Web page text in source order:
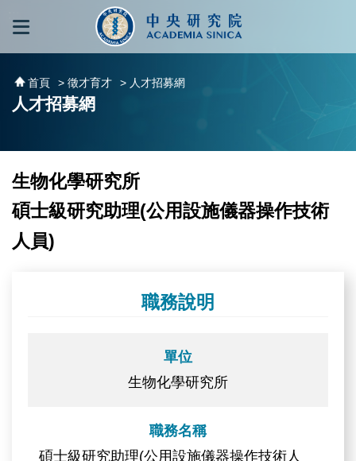
跳到主要內容區塊
首頁 > 徵才育才 > 人才招募網
人才招募網
生物化學研究所
碩士級研究助理(公用設施儀器操作技術
人員)
職務說明
單位
生物化學研究所
職務名稱
碩士級研究助理(公用設施儀器操作技術人